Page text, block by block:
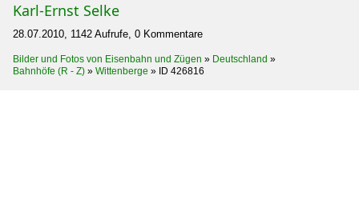
Karl-Ernst Selke
28.07.2010, 1142 Aufrufe, 0 Kommentare
Bilder und Fotos von Eisenbahn und Zügen » Deutschland »
Bahnhöfe (R - Z) » Wittenberge » ID 426816